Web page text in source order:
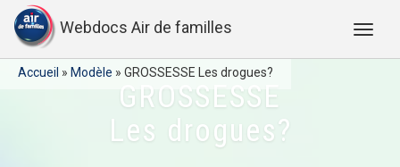
Webdocs Air de familles
Accueil » Modèle » GROSSESSE Les drogues?
GROSSESSE
Les drogues?